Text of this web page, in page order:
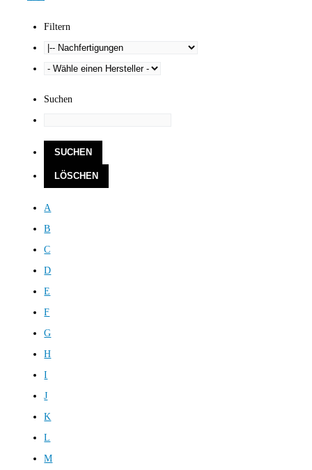
Filtern
Suchen
A
B
C
D
E
F
G
H
I
J
K
L
M